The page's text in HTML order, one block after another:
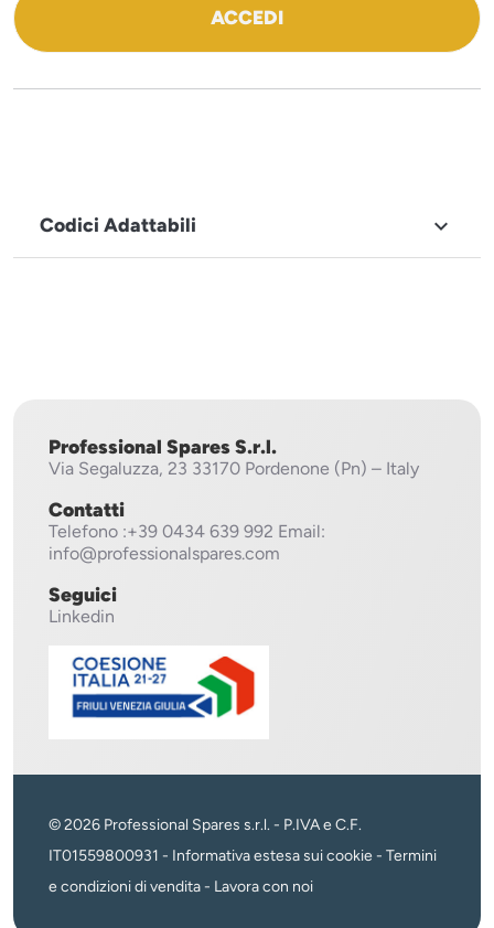
ACCEDI
Codici Adattabili 
Professional Spares S.r.l.
Via Segaluzza, 23 33170 Pordenone (Pn) – Italy
Contatti
Telefono :+39 0434 639 992 Email:
info@professionalspares.com
Seguici
Linkedin
© 2026 Professional Spares s.r.l. - P.IVA e C.F.
IT01559800931 - Informativa estesa sui cookie - Termini
e condizioni di vendita- Lavora con noi